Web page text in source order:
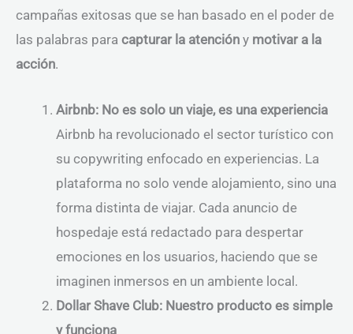
campañas exitosas que se han basado en el poder de
las palabras para capturar la atención y motivar a la
acción.
Airbnb: No es solo un viaje, es una experiencia
Airbnb ha revolucionado el sector turístico con
su copywriting enfocado en experiencias. La
plataforma no solo vende alojamiento, sino una
forma distinta de viajar. Cada anuncio de
hospedaje está redactado para despertar
emociones en los usuarios, haciendo que se
imaginen inmersos en un ambiente local.
Dollar Shave Club: Nuestro producto es simple
y funciona